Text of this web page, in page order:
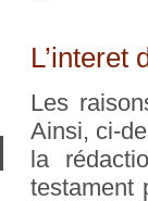
L’interet
Les
Ainsi, ci-
la
testament